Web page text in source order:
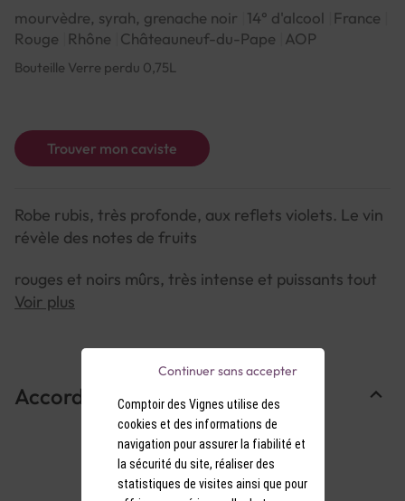
mourvèdre, syrah, grenache noir 14° d'alcool
France
Rouge
Rhône Châteauneuf-du-Pape AOP
Bouteille Verre perdu 0,75L
Trouver mon caviste
Robe rubis, très profonde, aux reflets violets. Le vin
révèle des notes de fruits
rouges et noirs mûrs, très intense et puissants tout
en finesse.
Arômes Après aération, le bouquet se développe et
s'ouvre sur de superbes arômes
épicés et de torréfaction grillés, chocolatés, à ces
derniers se marient des notes
animales, musquées.
Voir plus
Accords Mets & Vins
Comptoir des Vignes utilise des
cookies et des informations de
navigation pour assurer la fiabilité et
la sécurité du site, réaliser des
statistiques de visites ainsi que pour
Continuer sans accepter